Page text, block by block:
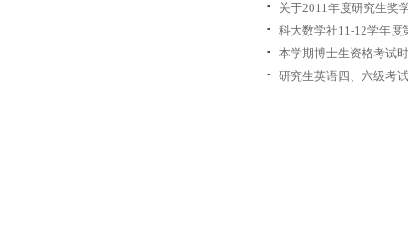
关于2011年度研究生奖
科大数学社11-12学年度
本学期博士生资格考试
研究生英语四、六级考